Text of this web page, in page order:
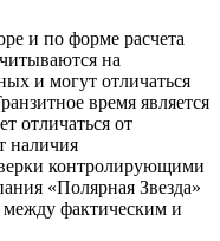
и по форме расчета
на
и могут отличаться
время является
отличаться от
наличия
контролирующими
«Полярная Звезда»
между фактическим и